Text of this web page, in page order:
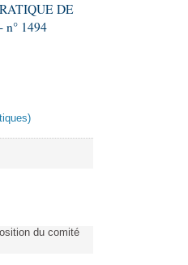
DE
n° 1494
du comité